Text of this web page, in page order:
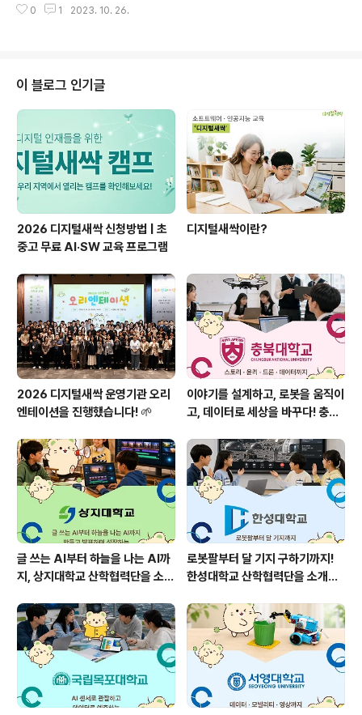
는 새로운 사실을 알게 되었다. 디지털 코딩 수업에 들어가
싹 캠프 참여 소감을 주제로 한 디지털새싹 수기공모전 ‘디
디지털새싹을 통한 배움이 맺은 작은 열매들​ 오정현 ​ ​ ‘메세
지가 도착했습니다.’ 새싹이 푸릇푸릇 돋아나는 4월, 학교
메신저를 통해 도착한 짧은 알림. 바로 대진대학교 디지털
인재 양성사업단과 함께 하는 디지털새싹 교육 프로그램
신청을 알리는 내용이었다. 평소 인공지능, 코딩, 드론에 관
심이 높았던 ..
0 1 2023. 10. 26.
이 블로그 인기글
2026 디지털새싹 신청방법 | 초
중고 무료 AI·SW 교육 프로그램
디지털새싹이란?
2026 디지털새싹 운영기관 오리
엔테이션을 진행했습니다! 🌱
이야기를 설계하고, 로봇을 움직이
고, 데이터로 세상을 바꾸다! 충북
🌱
글 쓰는 AI부터 하늘을 나는 AI까
지, 상지대학교 산학협력단을 소개
로봇팔부터 달 기지 구하기까지!
한성대학교 산학협력단을 소개합